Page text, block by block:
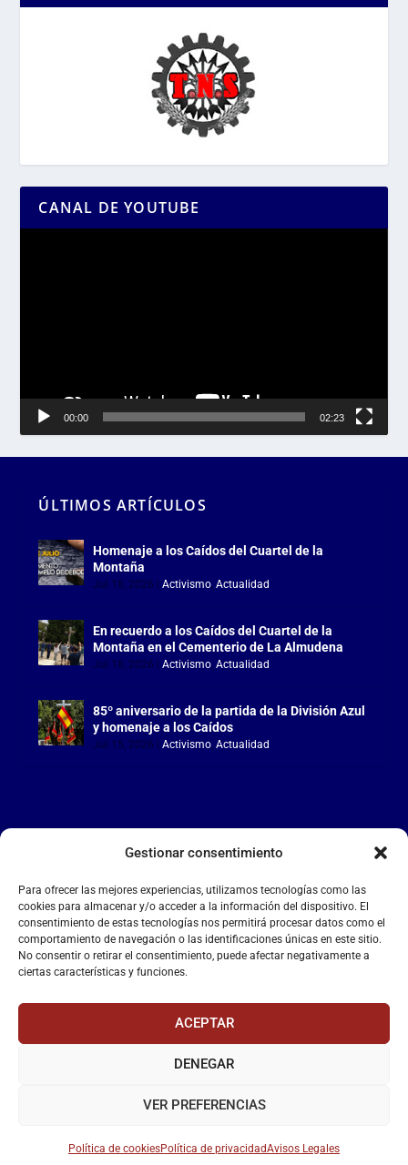
Gestionar consentimiento
Para ofrecer las mejores experiencias, utilizamos tecnologías como las
cookies para almacenar y/o acceder a la información del dispositivo. El
consentimiento de estas tecnologías nos permitirá procesar datos como el
comportamiento de navegación o las identificaciones únicas en este sitio.
No consentir o retirar el consentimiento, puede afectar negativamente a
ciertas características y funciones.
ACEPTAR
DENEGAR
VER PREFERENCIAS
Política de cookiesPolítica de privacidadAvisos Legales
CANAL DE YOUTUBE
00:00 02:23
ÚLTIMOS ARTÍCULOS
Homenaje a los Caídos del Cuartel de la
Montaña
Jul 18, 2026 |Activismo,Actualidad
En recuerdo a los Caídos del Cuartel de la
Montaña en el Cementerio de La Almudena
Jul 18, 2026 |Activismo,Actualidad
85º aniversario de la partida de la División Azul
y homenaje a los Caídos
Jul 15, 2026 |Activismo,Actualidad
LA FALANGE
Reproductor
de
vídeo